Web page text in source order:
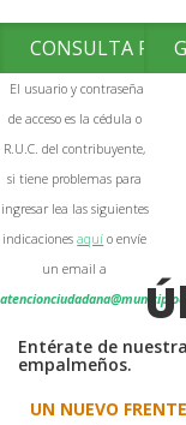
CONSULTA
El usuario y contraseña
de acceso es la cédula o
R.U.C. del contribuyente,
si tiene problemas para
ingresar lea las siguientes
indicacionesaquí o envíe
un email a
Entérate de
empalmeños.
UN NUEVO